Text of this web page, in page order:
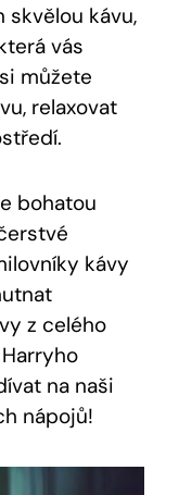
skvělou kávu,
vás
můžete
relaxovat
bohatou
kávy
z celého
na naši
nápojů!